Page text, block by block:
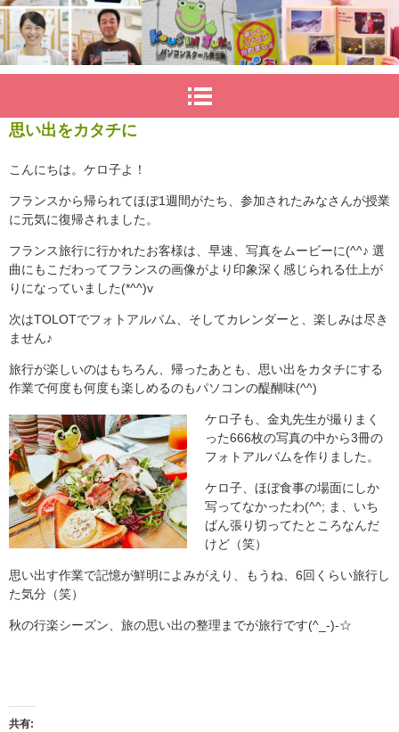
思い出をカタチに
こんにちは。ケロ子よ！
フランスから帰られてほぼ1週間がたち、参加されたみなさんが授業
に元気に復帰されました。
フランス旅行に行かれたお客様は、早速、写真をムービーに(^^♪ 選
曲にもこだわってフランスの画像がより印象深く感じられる仕上が
りになっていました(*^^)v
次はTOLOTでフォトアルバム、そしてカレンダーと、楽しみは尽き
ません♪
旅行が楽しいのはもちろん、帰ったあとも、思い出をカタチにする
作業で何度も何度も楽しめるのもパソコンの醍醐味(^^)
ケロ子も、金丸先生が撮りまく
った666枚の写真の中から3冊の
フォトアルバムを作りました。
ケロ子、ほぼ食事の場面にしか
写ってなかったわ(^^; ま、いち
ばん張り切ってたところなんだ
けど（笑）
思い出す作業で記憶が鮮明によみがえり、もうね、6回くらい旅行し
た気分（笑）
秋の行楽シーズン、旅の思い出の整理までが旅行です(^_-)-☆
共有: